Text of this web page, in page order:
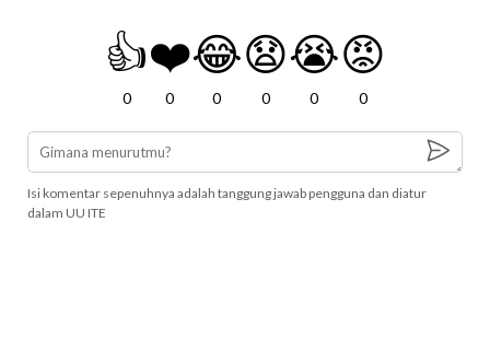
👍
0
❤️
0
😂
0
😧
0
😭
0
😡
0
Isi komentar sepenuhnya adalah tanggung jawab pengguna dan diatur
dalam UU ITE